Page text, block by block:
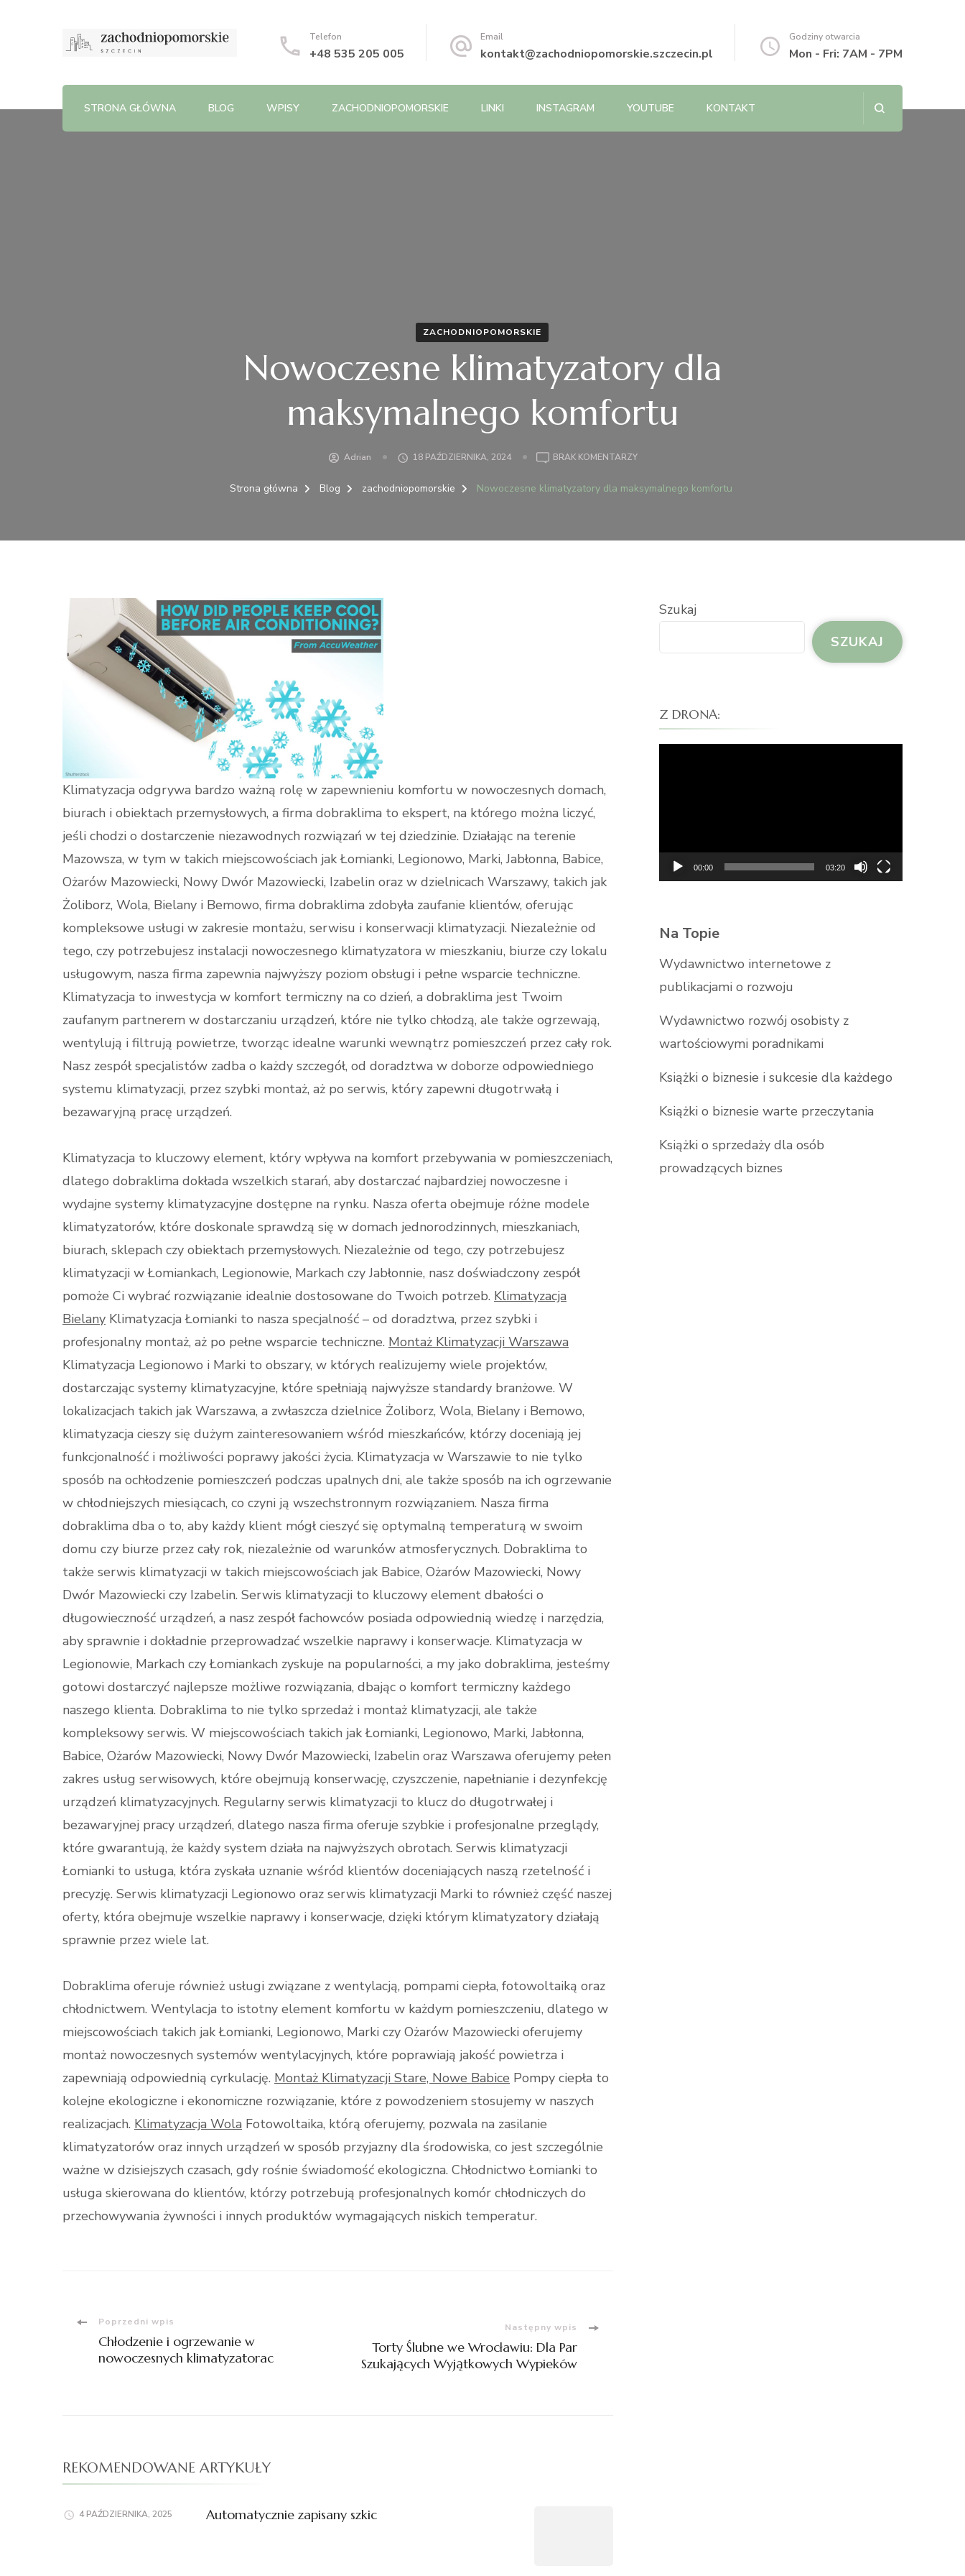
Telefon
+48 535 205 005
Email
kontakt@zachodniopomorskie.szczecin.pl
Godziny otwarcia
Mon - Fri: 7AM - 7PM
STRONA GŁÓWNA BLOG WPISY ZACHODNIOPOMORSKIE LINKI INSTAGRAM YOUTUBE KONTAKT
ZACHODNIOPOMORSKIE
Nowoczesne klimatyzatory dla
maksymalnego komfortu
Adrian 18 PAŹDZIERNIKA, 2024 BRAK KOMENTARZYDO
KLIMATYZATORY
Strona główna Blog zachodniopomorskie Nowoczesne klimatyzatory dla maksymalnego komfortu
Klimatyzacja odgrywa bardzo ważną rolę w zapewnieniu komfortu w nowoczesnych domach,
biurach i obiektach przemysłowych, a firma dobraklima to ekspert, na którego można liczyć,
jeśli chodzi o dostarczenie niezawodnych rozwiązań w tej dziedzinie. Działając na terenie
Mazowsza, w tym w takich miejscowościach jak Łomianki, Legionowo, Marki, Jabłonna, Babice,
Ożarów Mazowiecki, Nowy Dwór Mazowiecki, Izabelin oraz w dzielnicach Warszawy, takich jak
Żoliborz, Wola, Bielany i Bemowo, firma dobraklima zdobyła zaufanie klientów, oferując
kompleksowe usługi w zakresie montażu, serwisu i konserwacji klimatyzacji. Niezależnie od
tego, czy potrzebujesz instalacji nowoczesnego klimatyzatora w mieszkaniu, biurze czy lokalu
usługowym, nasza firma zapewnia najwyższy poziom obsługi i pełne wsparcie techniczne.
Klimatyzacja to inwestycja w komfort termiczny na co dzień, a dobraklima jest Twoim
zaufanym partnerem w dostarczaniu urządzeń, które nie tylko chłodzą, ale także ogrzewają,
wentylują i filtrują powietrze, tworząc idealne warunki wewnątrz pomieszczeń przez cały rok.
Nasz zespół specjalistów zadba o każdy szczegół, od doradztwa w doborze odpowiedniego
systemu klimatyzacji, przez szybki montaż, aż po serwis, który zapewni długotrwałą i
bezawaryjną pracę urządzeń.
Klimatyzacja to kluczowy element, który wpływa na komfort przebywania w pomieszczeniach,
dlatego dobraklima dokłada wszelkich starań, aby dostarczać najbardziej nowoczesne i
wydajne systemy klimatyzacyjne dostępne na rynku. Nasza oferta obejmuje różne modele
klimatyzatorów, które doskonale sprawdzą się w domach jednorodzinnych, mieszkaniach,
biurach, sklepach czy obiektach przemysłowych. Niezależnie od tego, czy potrzebujesz
klimatyzacji w Łomiankach, Legionowie, Markach czy Jabłonnie, nasz doświadczony zespół
pomoże Ci wybrać rozwiązanie idealnie dostosowane do Twoich potrzeb. Klimatyzacja
Bielany Klimatyzacja Łomianki to nasza specjalność – od doradztwa, przez szybki i
profesjonalny montaż, aż po pełne wsparcie techniczne. Montaż Klimatyzacji Warszawa
Klimatyzacja Legionowo i Marki to obszary, w których realizujemy wiele projektów,
dostarczając systemy klimatyzacyjne, które spełniają najwyższe standardy branżowe. W
lokalizacjach takich jak Warszawa, a zwłaszcza dzielnice Żoliborz, Wola, Bielany i Bemowo,
klimatyzacja cieszy się dużym zainteresowaniem wśród mieszkańców, którzy doceniają jej
funkcjonalność i możliwości poprawy jakości życia. Klimatyzacja w Warszawie to nie tylko
sposób na ochłodzenie pomieszczeń podczas upalnych dni, ale także sposób na ich ogrzewanie
w chłodniejszych miesiącach, co czyni ją wszechstronnym rozwiązaniem. Nasza firma
dobraklima dba o to, aby każdy klient mógł cieszyć się optymalną temperaturą w swoim
domu czy biurze przez cały rok, niezależnie od warunków atmosferycznych. Dobraklima to
także serwis klimatyzacji w takich miejscowościach jak Babice, Ożarów Mazowiecki, Nowy
Dwór Mazowiecki czy Izabelin. Serwis klimatyzacji to kluczowy element dbałości o
długowieczność urządzeń, a nasz zespół fachowców posiada odpowiednią wiedzę i narzędzia,
aby sprawnie i dokładnie przeprowadzać wszelkie naprawy i konserwacje. Klimatyzacja w
Legionowie, Markach czy Łomiankach zyskuje na popularności, a my jako dobraklima, jesteśmy
gotowi dostarczyć najlepsze możliwe rozwiązania, dbając o komfort termiczny każdego
naszego klienta. Dobraklima to nie tylko sprzedaż i montaż klimatyzacji, ale także
kompleksowy serwis. W miejscowościach takich jak Łomianki, Legionowo, Marki, Jabłonna,
Babice, Ożarów Mazowiecki, Nowy Dwór Mazowiecki, Izabelin oraz Warszawa oferujemy pełen
zakres usług serwisowych, które obejmują konserwację, czyszczenie, napełnianie i dezynfekcję
urządzeń klimatyzacyjnych. Regularny serwis klimatyzacji to klucz do długotrwałej i
bezawaryjnej pracy urządzeń, dlatego nasza firma oferuje szybkie i profesjonalne przeglądy,
które gwarantują, że każdy system działa na najwyższych obrotach. Serwis klimatyzacji
Łomianki to usługa, która zyskała uznanie wśród klientów doceniających naszą rzetelność i
precyzję. Serwis klimatyzacji Legionowo oraz serwis klimatyzacji Marki to również część naszej
oferty, która obejmuje wszelkie naprawy i konserwacje, dzięki którym klimatyzatory działają
sprawnie przez wiele lat.
Dobraklima oferuje również usługi związane z wentylacją, pompami ciepła, fotowoltaiką oraz
chłodnictwem. Wentylacja to istotny element komfortu w każdym pomieszczeniu, dlatego w
miejscowościach takich jak Łomianki, Legionowo, Marki czy Ożarów Mazowiecki oferujemy
montaż nowoczesnych systemów wentylacyjnych, które poprawiają jakość powietrza i
zapewniają odpowiednią cyrkulację. Montaż Klimatyzacji Stare, Nowe Babice Pompy ciepła to
kolejne ekologiczne i ekonomiczne rozwiązanie, które z powodzeniem stosujemy w naszych
realizacjach. Klimatyzacja Wola Fotowoltaika, którą oferujemy, pozwala na zasilanie
klimatyzatorów oraz innych urządzeń w sposób przyjazny dla środowiska, co jest szczególnie
ważne w dzisiejszych czasach, gdy rośnie świadomość ekologiczna. Chłodnictwo Łomianki to
usługa skierowana do klientów, którzy potrzebują profesjonalnych komór chłodniczych do
przechowywania żywności i innych produktów wymagających niskich temperatur.
Nawigacja
wpisu
Poprzedni wpis
Chłodzenie i ogrzewanie w
nowoczesnych klimatyzatorac
Następny wpis
Torty Ślubne we Wrocławiu: Dla Par
Szukających Wyjątkowych Wypieków
REKOMENDOWANE ARTYKUŁY
4 PAŹDZIERNIKA, 2025 Automatycznie zapisany szkic
Szukaj
SZUKAJ
Z DRONA:
00:00 03:20
Na Topie
Wydawnictwo internetowe z
publikacjami o rozwoju
Wydawnictwo rozwój osobisty z
wartościowymi poradnikami
Książki o biznesie i sukcesie dla każdego
Książki o biznesie warte przeczytania
Książki o sprzedaży dla osób
prowadzących biznes